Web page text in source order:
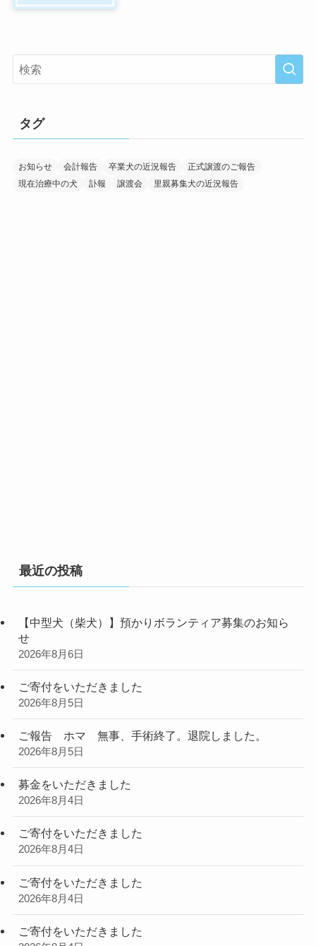
タグ
お知らせ 会計報告 卒業犬の近況報告
正式譲渡のご報告
現在治療中の犬
訃報 譲渡会 里親募集犬の近況報告
最近の投稿
【中型犬（柴犬）】預かりボランティア募集のお知ら
せ
2026年8月6日
ご寄付をいただきました
2026年8月5日
ご報告 ホマ 無事、手術終了。退院しました。
2026年8月5日
募金をいただきました
2026年8月4日
ご寄付をいただきました
2026年8月4日
ご寄付をいただきました
2026年8月4日
ご寄付をいただきました